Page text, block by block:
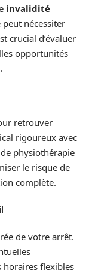
invalidité
nécessiter
crucial d’évaluer
opportunités
retrouver
rigoureux avec
physiothérapie
le risque de
complète.
de votre arrêt.
horaires flexibles